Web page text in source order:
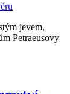
jevem,
Petraeusovy